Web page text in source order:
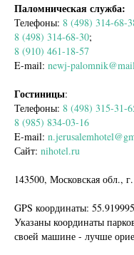
Паломническая служба:
Телефоны: 8 (498) 314-68-
8 (498) 314-68-30;
8 (910) 461-18-57
E-mail: newj-
Гостиницы:
Телефоны: 8 (498) 315-31-
8 (985) 834-03-16
E-mail:
Сайт: nihotel.ru
143500, Московская обл.,
GPS координаты:
Указаны координаты
своей машине - лучше